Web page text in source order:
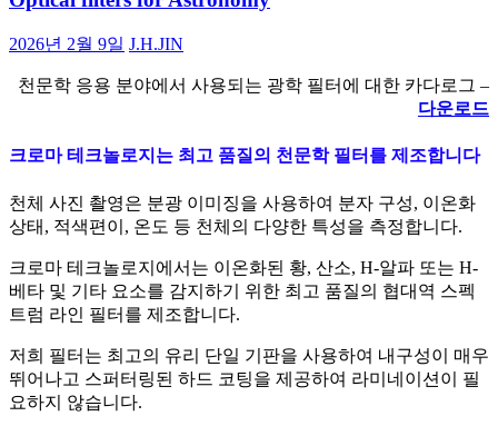
2026년 2월 9일 J.H.JIN
천문학 응용 분야에서 사용되는 광학 필터에 대한 카다로그 –
다운로드
크로마 테크놀로지는 최고 품질의 천문학 필터를 제조합니다
천체 사진 촬영은 분광 이미징을 사용하여 분자 구성, 이온화
상태, 적색편이, 온도 등 천체의 다양한 특성을 측정합니다.
크로마 테크놀로지에서는 이온화된 황, 산소, H-알파 또는 H-
베타 및 기타 요소를 감지하기 위한 최고 품질의 협대역 스펙
트럼 라인 필터를 제조합니다.
저희 필터는 최고의 유리 단일 기판을 사용하여 내구성이 매우
뛰어나고 스퍼터링된 하드 코팅을 제공하여 라미네이션이 필
요하지 않습니다.